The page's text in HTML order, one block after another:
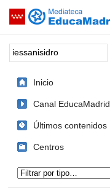
Saltar navegación
Palabra o frase:
Inicio
Canal EducaMadrid
Últimos contenidos
Centros